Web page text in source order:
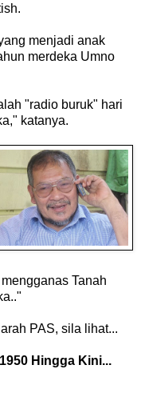
menjadi anak
merdeka Umno
"radio buruk" hari
katanya.
Tanah
PAS, sila lihat...
Hingga Kini...